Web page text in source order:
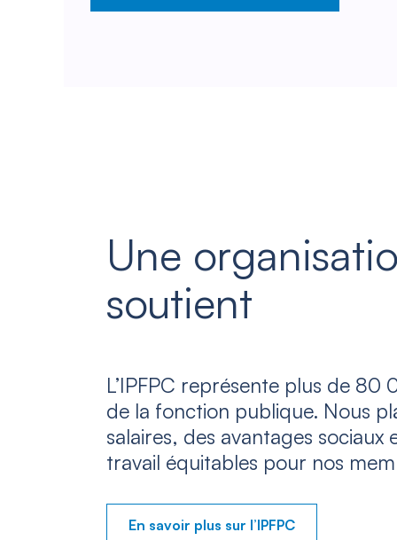
Une
soutient
L’IPFPC représente plus de 80
de la fonction publique. Nous
salaires, des avantages sociaux
travail équitables pour nos
En savoir plus sur l’IPFPC